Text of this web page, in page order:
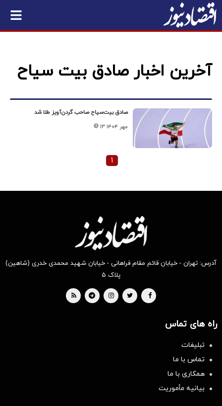
آخرین اخبار صادق بیت سیاح
صادق بیت‌سیاح صاحب گردن‌آویز طلا شد
۱۳ مهر ۱۴۰۴
۱
آدرس: تهران - خیابان قائم مقام فراهانی - خیابان شهید محمدی خدری (شاهین)
پلاک ۵
راه های تماس
تبلیغات
تماس با ما
همکاری با ما
بیانیه مأموریت